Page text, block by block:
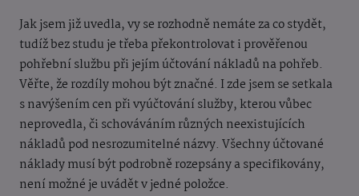
Jak jsem již uvedla, vy se rozhodně nemáte za co stydět,
tudíž bez studu je třeba překontrolovat i prověřenou
pohřební službu při jejím účtování nákladů na pohřeb.
Věřte, že rozdíly mohou být značné. I zde jsem se setkala
s navýšením cen při vyúčtování služby, kterou vůbec
neprovedla, či schováváním různých neexistujících
nákladů pod nesrozumitelné názvy. Všechny účtované
náklady musí být podrobně rozepsány a specifikovány,
není možné je uvádět v jedné položce.